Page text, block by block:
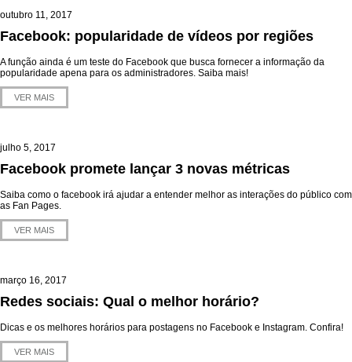
outubro 11, 2017
Facebook: popularidade de vídeos por regiões
A função ainda é um teste do Facebook que busca fornecer a informação da
popularidade apena para os administradores. Saiba mais!
VER MAIS
julho 5, 2017
Facebook promete lançar 3 novas métricas
Saiba como o facebook irá ajudar a entender melhor as interações do público com
as Fan Pages.
VER MAIS
março 16, 2017
Redes sociais: Qual o melhor horário?
Dicas e os melhores horários para postagens no Facebook e Instagram. Confira!
VER MAIS